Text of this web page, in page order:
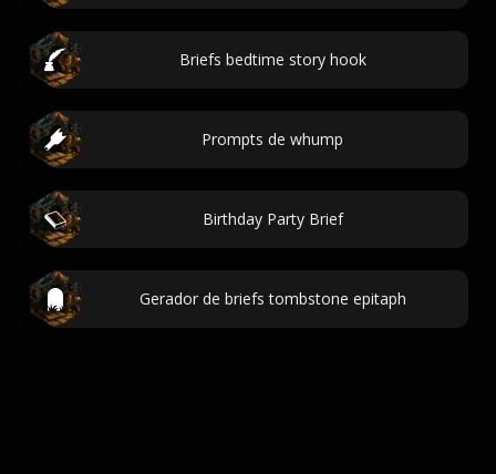
Briefs bedtime story hook
Prompts de whump
Birthday Party Brief
Gerador de briefs tombstone epitaph